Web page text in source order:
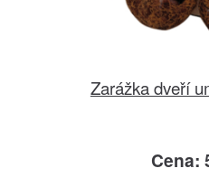
Zarážka dveří
Cena: